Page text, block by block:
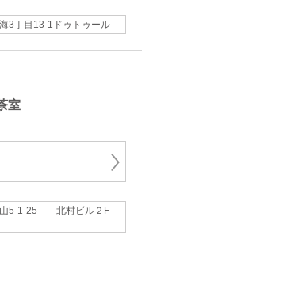
3丁目13-1ドゥトゥール
室
山5‐1‐25 北村ビル２F